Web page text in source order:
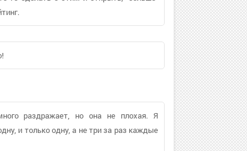
раздражает, но она не плохая. Я
и только одну, а не три за раз каждые